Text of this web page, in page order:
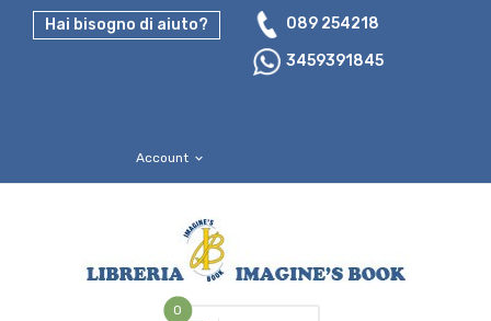
Hai bisogno di aiuto?
089 254218
3459391845
Account expand_more
0